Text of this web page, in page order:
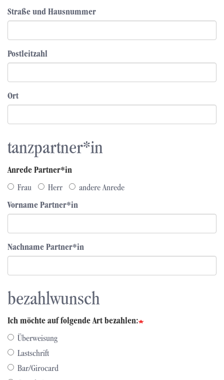
Straße und Hausnummer
Postleitzahl
Ort
tanzpartner*in
Anrede Partner*in
Frau
Herr
andere Anrede
Vorname Partner*in
Nachname Partner*in
bezahlwunsch
Ich möchte auf folgende Art bezahlen:
Überweisung
Lastschrift
Bar/Girocard